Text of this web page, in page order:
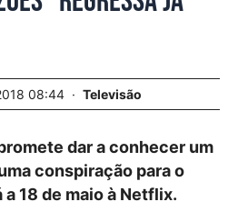
08:44 Televisão
dar a conhecer um
conspiração para o
18 de maio à Netflix.